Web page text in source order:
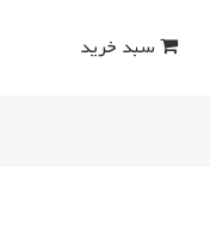
سبد خرید